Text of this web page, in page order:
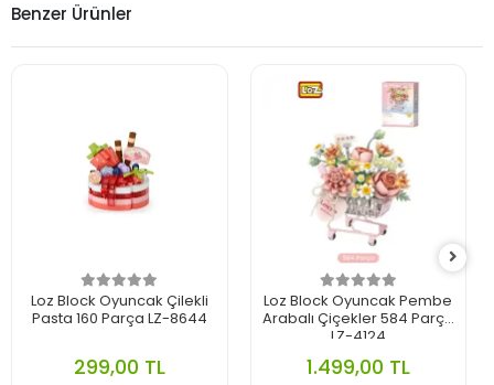
Benzer Ürünler
Loz Block Oyuncak Çilekli
Pasta 160 Parça LZ-8644
299,00 TL
Loz Block Oyuncak Pembe
Arabalı Çiçekler 584 Parça
LZ-4124
1.499,00 TL